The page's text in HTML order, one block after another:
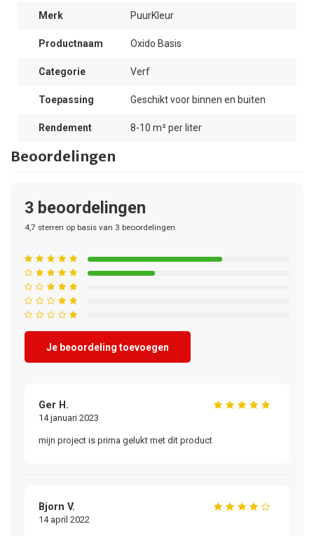
Merk PuurKleur
Productnaam Oxido Basis
Categorie Verf
Toepassing Geschikt voor binnen en buiten
Rendement 8-10 m² per liter
Beoordelingen
3 beoordelingen
4,7 sterren op basis van 3 beoordelingen
Je beoordeling toevoegen
Ger H.
14 januari 2023
mijn project is prima gelukt met dit product
Bjorn V.
14 april 2022